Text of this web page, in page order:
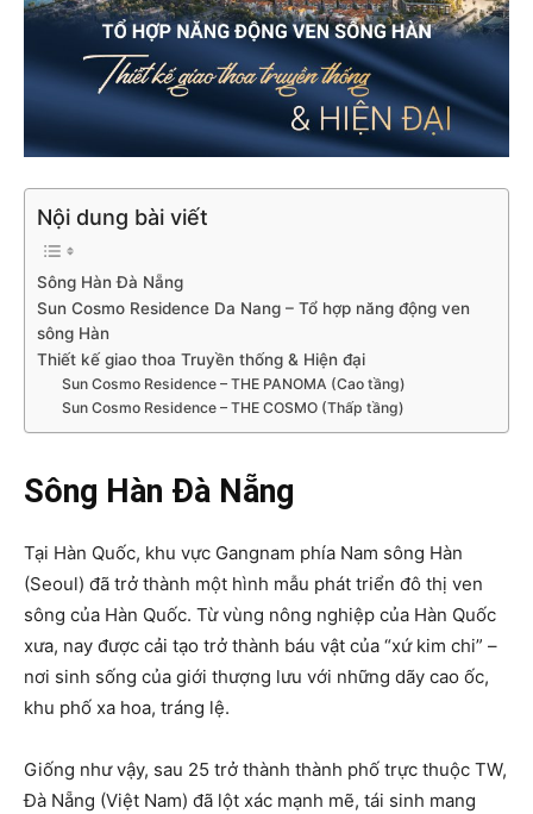
Nội dung bài viết
Sông Hàn Đà Nẵng
Sun Cosmo Residence Da Nang – Tổ hợp năng động ven
sông Hàn
Thiết kế giao thoa Truyền thống & Hiện đại
Sun Cosmo Residence – THE PANOMA (Cao tầng)
Sun Cosmo Residence – THE COSMO (Thấp tầng)
Sông Hàn Đà Nẵng
Tại Hàn Quốc, khu vực Gangnam phía Nam sông Hàn
(Seoul) đã trở thành một hình mẫu phát triển đô thị ven
sông của Hàn Quốc. Từ vùng nông nghiệp của Hàn Quốc
xưa, nay được cải tạo trở thành báu vật của “xứ kim chi” –
nơi sinh sống của giới thượng lưu với những dãy cao ốc,
khu phố xa hoa, tráng lệ.
Giống như vậy, sau 25 trở thành thành phố trực thuộc TW,
Đà Nẵng (Việt Nam) đã lột xác mạnh mẽ, tái sinh mang